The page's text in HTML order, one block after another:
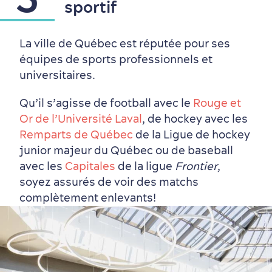
Nature à proximité
sportif
La ville de Québec est réputée pour ses
équipes de sports professionnels et
universitaires.
Qu’il s’agisse de football avec le Rouge et
Or de l’Université Laval, de hockey avec les
Remparts de Québec de la Ligue de hockey
junior majeur du Québec ou de baseball
avec les Capitales de la ligue Frontier,
soyez assurés de voir des matchs
complètement enlevants!